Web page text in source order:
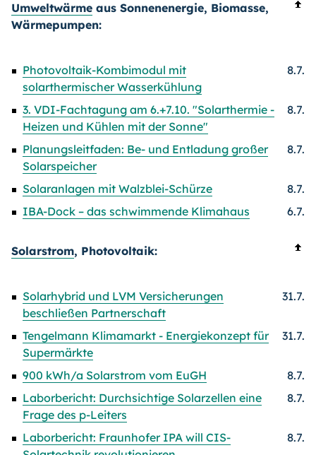
Umweltwärme aus Sonnenenergie, Biomasse,
Wärmepumpen:
Photovoltaik-Kombimodul mit
solarthermischer Wasserkühlung
8.7.
3. VDI-Fachtagung am 6.+7.10. "Solarthermie -
Heizen und Kühlen mit der Sonne"
8.7.
Planungsleitfaden: Be- und Entladung großer
Solarspeicher
8.7.
Solaranlagen mit Walzblei-Schürze
8.7.
IBA-Dock – das schwimmende Klimahaus
6.7.
Solarstrom, Photovoltaik:
Solarhybrid und LVM Versicherungen
beschließen Partnerschaft
31.7.
Tengelmann Klimamarkt - Energiekonzept für
Supermärkte
31.7.
900 kWh/a Solarstrom vom EuGH
8.7.
Laborbericht: Durchsichtige Solarzellen eine
Frage des p-Leiters
8.7.
Laborbericht: Fraunhofer IPA will CIS-
8.7.